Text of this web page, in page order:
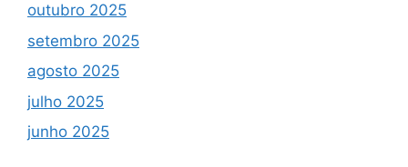
outubro 2025
setembro 2025
agosto 2025
julho 2025
junho 2025